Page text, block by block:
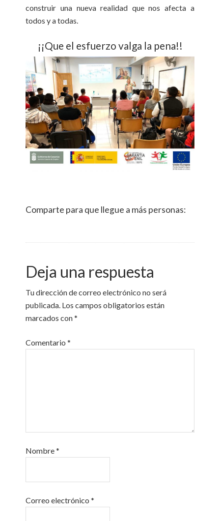
construir una nueva realidad que nos afecta a
todos y a todas.
¡¡Que el esfuerzo valga la pena!!
Comparte para que llegue a más personas:
Deja una respuesta
Tu dirección de correo electrónico no será
publicada. Los campos obligatorios están
marcados con*
Comentario*
Nombre*
Correo electrónico*